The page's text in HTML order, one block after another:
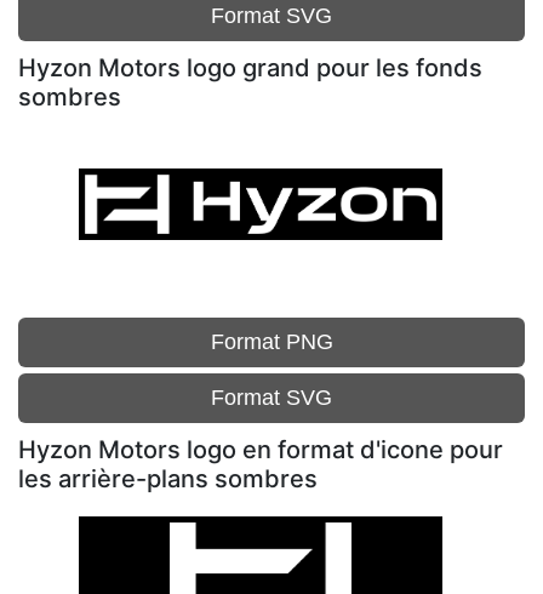
Format SVG
Hyzon Motors logo grand pour les fonds
sombres
Format PNG
Format SVG
Hyzon Motors logo en format d'icone pour
les arrière-plans sombres